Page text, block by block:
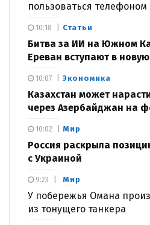
пользоваться
Статьи
Битва за ИИ на Южном
Ереван вступают в
10:18
Экономика
Казахстан может
через Азербайджан на
10:07
Мир
Россия раскрыла
с Украиной
10:02
Мир
У побережья Омана
из тонущего танкера
9:23